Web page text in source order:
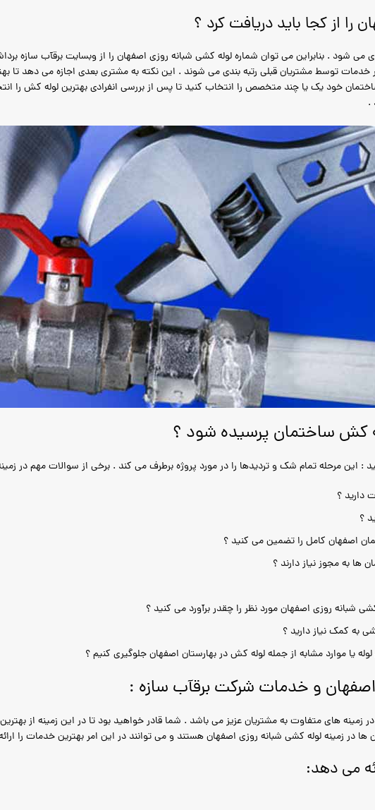
را از کجا باید دریافت کرد ؟
شود . بنابراین می توان شماره لوله کشی شبانه روزی اصفهان را از وبسایت برقآب سازه
خدمات توسط مشتریان قبلی رتبه بندی می شوند . این نکته به مشتری بعدی اجازه می دهد تا
خود یک یا چند متخصص را انتخاب کنید تا پس از بررسی انفرادی بهترین لوله کش
.
کش ساختمان پرسیده شود ؟
: این مرحله تمام شک و تردیدها را در مورد پروژه برطرف می کند . برخی از سوالات مهم در
دارید ؟
؟
اصفهان کامل را تضمین می کنید ؟
ها به مجوز نیاز دارند ؟
شبانه روزی اصفهان مورد نظر را چقدر برآورد می کنید ؟
به کمک نیاز دارید ؟
یا موارد مشابه از جمله لوله کش در بهارستان اصفهان جلوگیری کنیم ؟
و خدمات شرکت برقآب سازه :
زمینه های متفاوت به مشتریان عزیز می باشد . شما قادر خواهید بود تا در این زمینه از
ها در زمینه لوله کشی شبانه روزی اصفهان هستند و می توانند در این امر بهترین خدمات را
می دهد: